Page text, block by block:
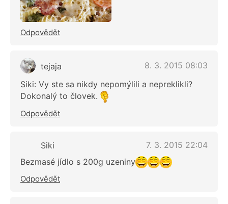
Odpovědět
tejaja
8. 3. 2015 08:03
Siki: Vy ste sa nikdy nepomýlili a nepreklikli?
Dokonalý to človek.
Odpovědět
Siki
7. 3. 2015 22:04
Bezmasé jídlo s 200g uzeniny
Odpovědět